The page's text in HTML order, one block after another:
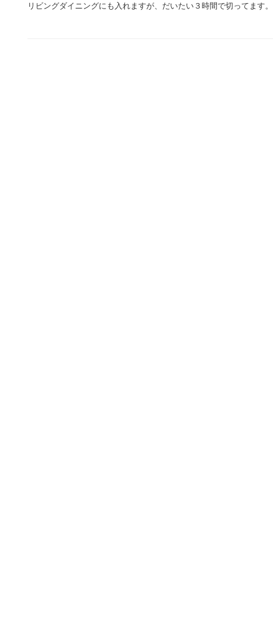
リビングダイニングにも入れますが、だいたい３時間で切ってます。